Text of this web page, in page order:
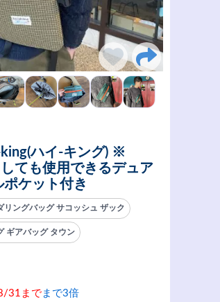
king(ハイ-キング) ※
ても使用できるデュア
ケット付き
リングバッグ サコッシュ ザック
ギアバッグ タウン
31まで まで3倍